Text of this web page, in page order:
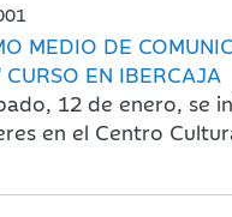
MEDIO DE
EN IBERCAJA
12 de enero, se
en el Centro